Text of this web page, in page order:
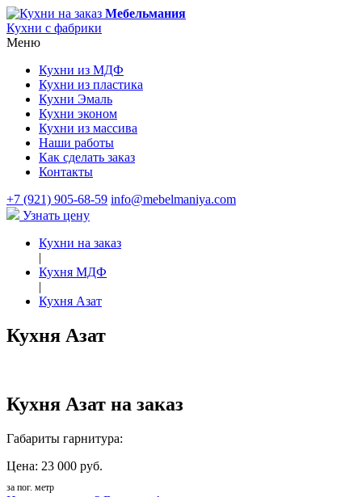
Мебельмания
Кухни с фабрики
Меню
Кухни из МДФ
Кухни из пластика
Кухни Эмаль
Кухни эконом
Кухни из массива
Наши работы
Как сделать заказ
Контакты
+7 (921) 905-68-59 info@mebelmaniya.com
Узнать цену
Кухни на заказ
|
Кухня МДФ
|
Кухня Азат
Кухня Азат
Кухня Азат на заказ
Габариты гарнитура:
Цена: 23 000 руб.
за пог. метр